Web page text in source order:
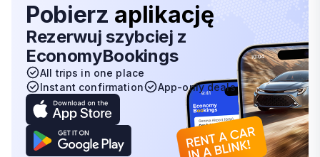
Pobierz aplikację
Rezerwuj szybciej z
EconomyBookings
All trips in one place
Instant confirmation
App-only deals